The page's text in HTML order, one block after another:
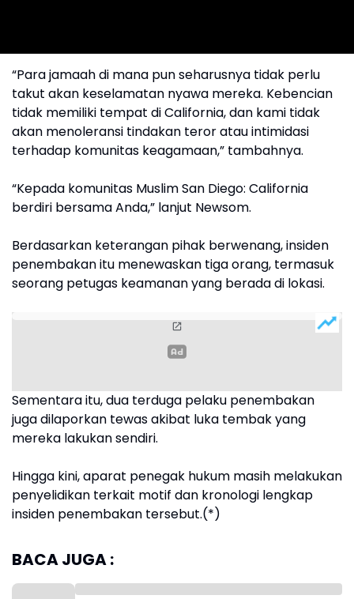
“Para jamaah di mana pun seharusnya tidak perlu
takut akan keselamatan nyawa mereka. Kebencian
tidak memiliki tempat di California, dan kami tidak
akan menoleransi tindakan teror atau intimidasi
terhadap komunitas keagamaan,” tambahnya.
“Kepada komunitas Muslim San Diego: California
berdiri bersama Anda,” lanjut Newsom.
Berdasarkan keterangan pihak berwenang, insiden
penembakan itu menewaskan tiga orang, termasuk
seorang petugas keamanan yang berada di lokasi.
Sementara itu, dua terduga pelaku penembakan
juga dilaporkan tewas akibat luka tembak yang
mereka lakukan sendiri.
Hingga kini, aparat penegak hukum masih melakukan
penyelidikan terkait motif dan kronologi lengkap
insiden penembakan tersebut.(*)
BACA JUGA :